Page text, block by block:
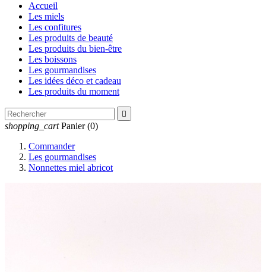
Accueil
Les miels
Les confitures
Les produits de beauté
Les produits du bien-être
Les boissons
Les gourmandises
Les idées déco et cadeau
Les produits du moment

shopping_cart Panier (0)
Commander
Les gourmandises
Nonnettes miel abricot